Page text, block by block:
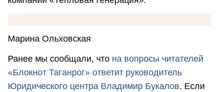
Марина Ольховская
Ранее мы сообщали, что на вопросы читателей
«Блокнот Таганрог» ответит руководитель
Юридического центра Владимир Букалов. Если